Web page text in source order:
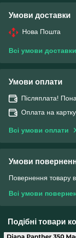
Умови доставки
Нова Пошта
Всі умови доставки
Умови оплати
Післяплата!
Оплата на картку
Всі умови оплати
Умови
Повернення товару
Всі умови
Подібні товари